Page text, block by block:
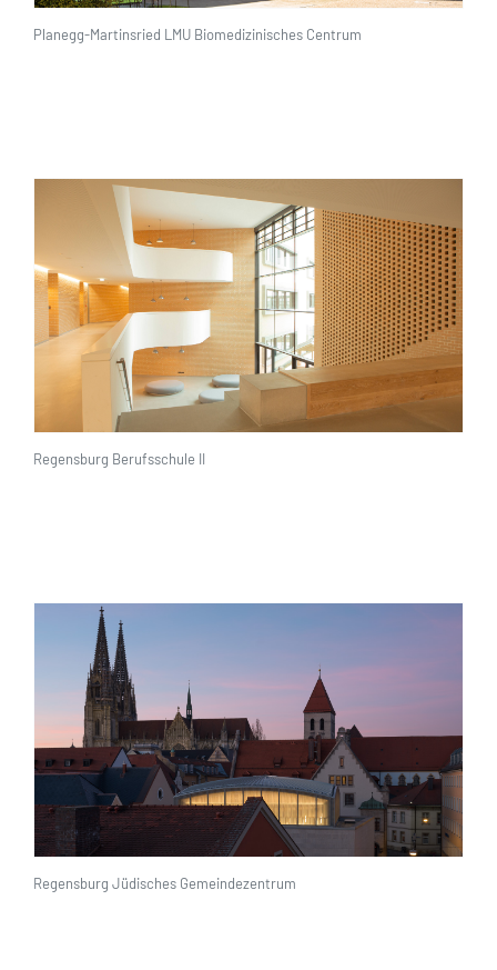
Planegg-Martinsried LMU Biomedizinisches Centrum
Regensburg Berufsschule II
Regensburg Jüdisches Gemeindezentrum